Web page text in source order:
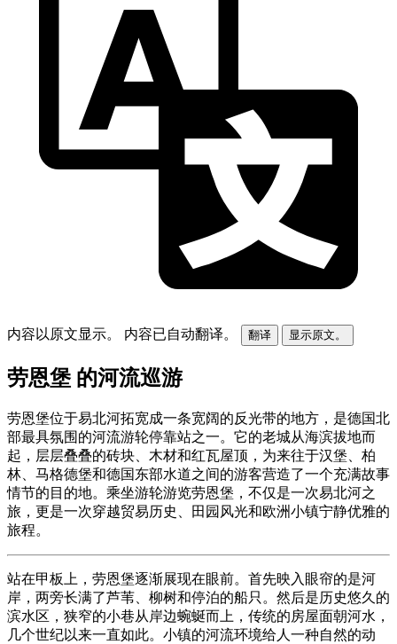
内容以原文显示。 内容已自动翻译。 翻译 显示原文。
劳恩堡 的河流巡游
劳恩堡位于易北河拓宽成一条宽阔的反光带的地方，是德国北
部最具氛围的河流游轮停靠站之一。它的老城从海滨拔地而
起，层层叠叠的砖块、木材和红瓦屋顶，为来往于汉堡、柏
林、马格德堡和德国东部水道之间的游客营造了一个充满故事
情节的目的地。乘坐游轮游览劳恩堡，不仅是一次易北河之
旅，更是一次穿越贸易历史、田园风光和欧洲小镇宁静优雅的
旅程。
站在甲板上，劳恩堡逐渐展现在眼前。首先映入眼帘的是河
岸，两旁长满了芦苇、柳树和停泊的船只。然后是历史悠久的
滨水区，狭窄的小巷从岸边蜿蜒而上，传统的房屋面朝河水，
几个世纪以来一直如此。小镇的河流环境给人一种自然的动